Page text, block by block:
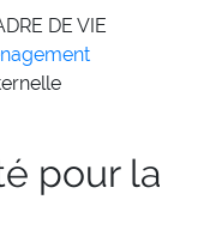
DE VIE
pour la